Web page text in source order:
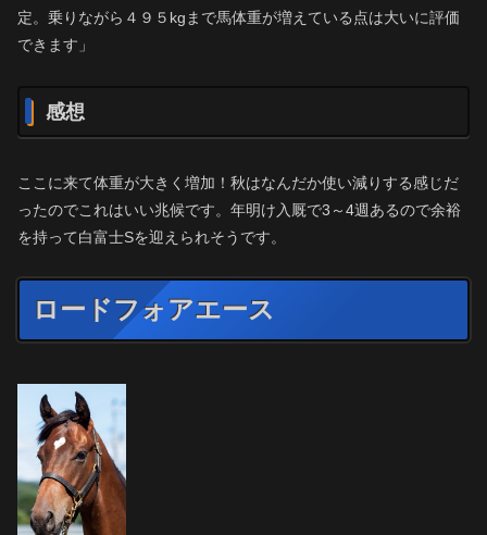
定。乗りながら４９５kgまで馬体重が増えている点は大いに評価
できます」
感想
ここに来て体重が大きく増加！秋はなんだか使い減りする感じだ
ったのでこれはいい兆候です。年明け入厩で3～4週あるので余裕
を持って白富士Sを迎えられそうです。
ロードフォアエース